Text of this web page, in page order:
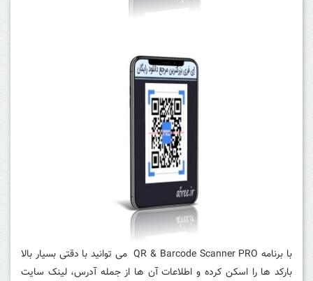
با برنامه QR & Barcode Scanner PRO می توانید با دقتی بسیار بالا
بارکد ها را اسکن کرده و اطلاعات آن ها از جمله آدرس، لینک سایت